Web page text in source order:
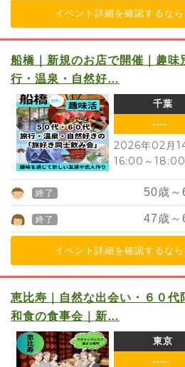
イベント詳細を確認するな
船橋｜新規のお店で開催｜趣味
行・温泉・自然好…
千葉
----
2026年02月
16:00 ～ 18:00
終了 50歳～
終了 47歳～
イベント詳細を確認するな
恵比寿｜自然な出会い・６０代
和食の食事会｜新…
東京
----